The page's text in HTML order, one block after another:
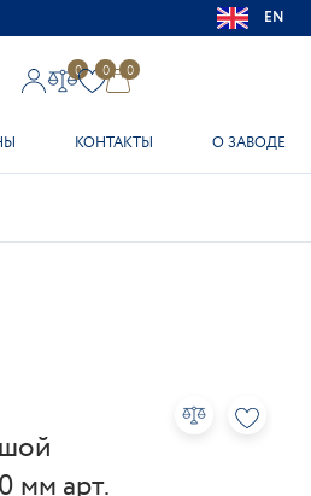
EN
0 0 0
КОНТАКТЫ О ЗАВОДЕ
мм арт.